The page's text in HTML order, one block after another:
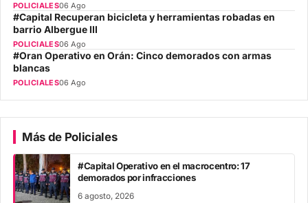
POLICIALES06 Ago
#Capital Recuperan bicicleta y herramientas robadas en
barrio Albergue III
POLICIALES06 Ago
#Oran Operativo en Orán: Cinco demorados con armas
blancas
POLICIALES06 Ago
Más de Policiales
#Capital Operativo en el macrocentro: 17
demorados por infracciones
6 agosto, 2026